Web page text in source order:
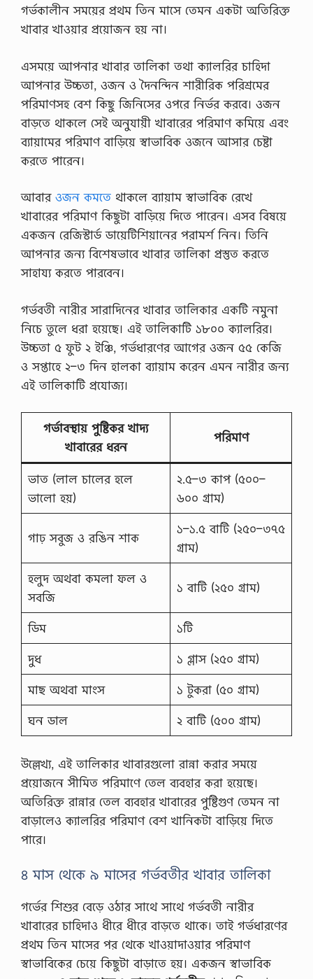
গর্ভকালীন সময়ের প্রথম তিন মাসে তেমন একটা অতিরিক্ত
খাবার খাওয়ার প্রয়োজন হয় না।
এসময়ে আপনার খাবার তালিকা তথা ক্যালরির চাহিদা
আপনার উচ্চতা, ওজন ও দৈনন্দিন শারীরিক পরিশ্রমের
পরিমাণসহ বেশ কিছু জিনিসের ওপরে নির্ভর করবে। ওজন
বাড়তে থাকলে সেই অনুযায়ী খাবারের পরিমাণ কমিয়ে এবং
ব্যায়ামের পরিমাণ বাড়িয়ে স্বাভাবিক ওজনে আসার চেষ্টা
করতে পারেন।
আবার ওজন কমতে থাকলে ব্যায়াম স্বাভাবিক রেখে
খাবারের পরিমাণ কিছুটা বাড়িয়ে দিতে পারেন। এসব বিষয়ে
একজন রেজিস্টার্ড ডায়েটিশিয়ানের পরামর্শ নিন। তিনি
আপনার জন্য বিশেষভাবে খাবার তালিকা প্রস্তুত করতে
সাহায্য করতে পারবেন।
গর্ভবতী নারীর সারাদিনের খাবার তালিকার একটি নমুনা
নিচে তুলে ধরা হয়েছে। এই তালিকাটি ১৮০০ ক্যালরির।
উচ্চতা ৫ ফুট ২ ইঞ্চি, গর্ভধারণের আগের ওজন ৫৫ কেজি
ও সপ্তাহে ২–৩ দিন হালকা ব্যায়াম করেন এমন নারীর জন্য
এই তালিকাটি প্রযোজ্য।
গর্ভাবস্থায় পুষ্টিকর খাদ্য
খাবারের ধরন
পরিমাণ
ভাত (লাল চালের হলে
ভালো হয়)
২.৫–৩ কাপ (৫০০–
৬০০ গ্রাম)
গাঢ় সবুজ ও রঙিন শাক
১–১.৫ বাটি (২৫০–৩৭৫
গ্রাম)
হলুদ অথবা কমলা ফল ও
সবজি
১ বাটি (২৫০ গ্রাম)
ডিম
১টি
দুধ
১ গ্লাস (২৫০ গ্রাম)
মাছ অথবা মাংস
১ টুকরা (৫০ গ্রাম)
ঘন ডাল
২ বাটি (৫০০ গ্রাম)
উল্লেখ্য, এই তালিকার খাবারগুলো রান্না করার সময়ে
প্রয়োজনে সীমিত পরিমাণে তেল ব্যবহার করা হয়েছে।
অতিরিক্ত রান্নার তেল ব্যবহার খাবারের পুষ্টিগুণ তেমন না
বাড়ালেও ক্যালরির পরিমাণ বেশ খানিকটা বাড়িয়ে দিতে
পারে।
৪ মাস থেকে ৯ মাসের গর্ভবতীর খাবার তালিকা
গর্ভের শিশুর বেড়ে ওঠার সাথে সাথে গর্ভবতী নারীর
খাবারের চাহিদাও ধীরে ধীরে বাড়তে থাকে। তাই গর্ভধারণের
প্রথম তিন মাসের পর থেকে খাওয়াদাওয়ার পরিমাণ
স্বাভাবিকের চেয়ে কিছুটা বাড়াতে হয়। একজন স্বাভাবিক